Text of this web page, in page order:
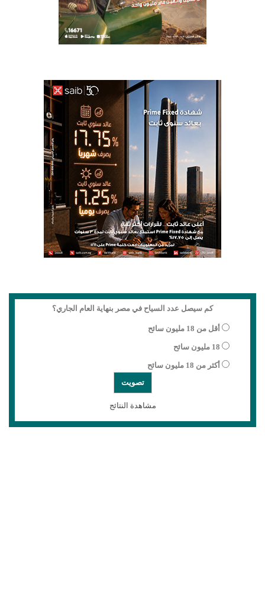
كم سيصل عدد السياح في مصر بنهاية العام الجاري؟
أقل من 18 مليون سائح
18 مليون سائح
أكثر من 18 مليون سائح
مشاهدة النتائج